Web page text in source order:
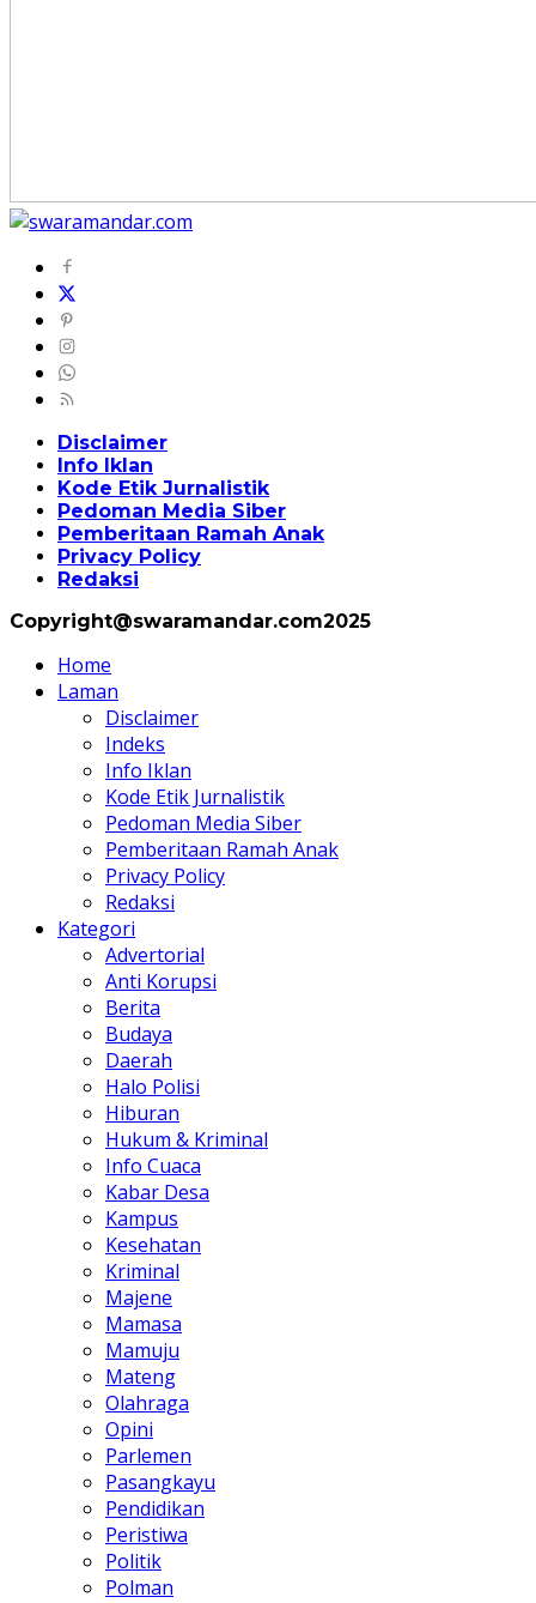
Disclaimer
Info Iklan
Kode Etik Jurnalistik
Pedoman Media Siber
Pemberitaan Ramah Anak
Privacy Policy
Redaksi
Copyright@swaramandar.com2025
Home
Laman
Disclaimer
Indeks
Info Iklan
Kode Etik Jurnalistik
Pedoman Media Siber
Pemberitaan Ramah Anak
Privacy Policy
Redaksi
Kategori
Advertorial
Anti Korupsi
Berita
Budaya
Daerah
Halo Polisi
Hiburan
Hukum & Kriminal
Info Cuaca
Kabar Desa
Kampus
Kesehatan
Kriminal
Majene
Mamasa
Mamuju
Mateng
Olahraga
Opini
Parlemen
Pasangkayu
Pendidikan
Peristiwa
Politik
Polman